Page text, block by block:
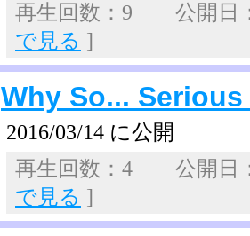
再生回数：9 公開
で見る ]
Why So... Serious
2016/03/14 に公開
再生回数：4 公開
で見る ]